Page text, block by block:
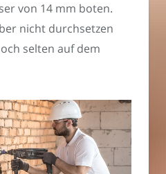
von 14 mm boten.
nicht durchsetzen
selten auf dem